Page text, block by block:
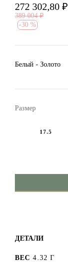
272 302,80 ₽
389 004 ₽
-30 %
Белый - Золото
Размер
17.5
ДЕТАЛИ
ВЕС 4.32 Г